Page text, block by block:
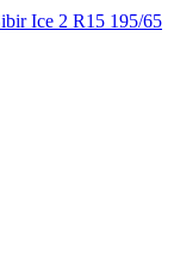
Ice 2 R15 195/65